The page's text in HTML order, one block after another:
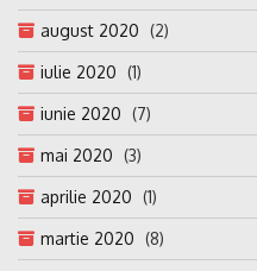
august 2020 (2)
iulie 2020 (1)
iunie 2020 (7)
mai 2020 (3)
aprilie 2020 (1)
martie 2020 (8)